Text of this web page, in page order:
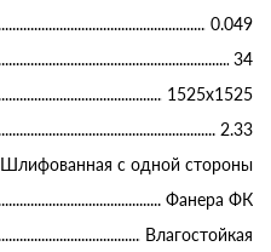
0.049
34
1525х1525
2.33
Шлифованная с одной стороны
Фанера ФК
Влагостойкая